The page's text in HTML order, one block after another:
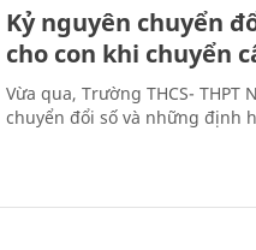
Kỷ nguyên chuyển
cho con khi chuyển
Vừa qua, Trường THCS-
chuyển đổi số và những định